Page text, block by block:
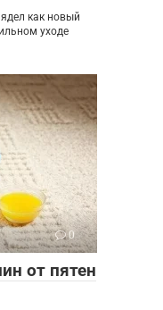
как новый
уходе
0
от пятен